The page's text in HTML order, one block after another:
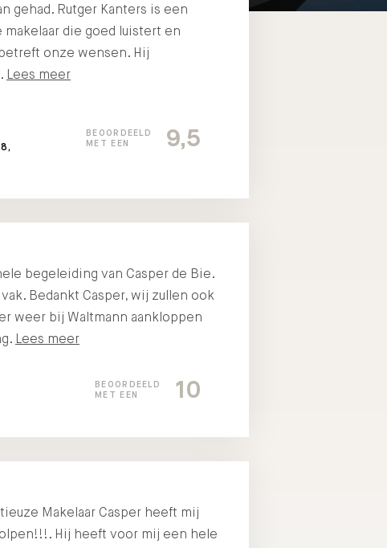
gehad. Rutger Kanters is een
die goed luistert en
onze wensen. Hij
Lees meer
BEOORDEELD
MET EEN
9,5
begeleiding van Casper de Bie.
Bedankt Casper, wij zullen ook
weer bij Waltmann aankloppen
Lees meer
BEOORDEELD
MET EEN
10
Makelaar Casper heeft mij
Hij heeft voor mij een hele